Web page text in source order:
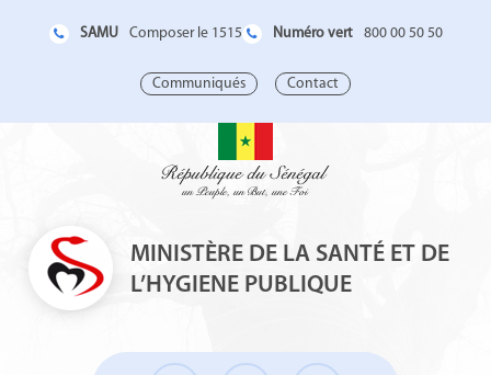
SAMU Composer le 1515 Numéro vert 800 00 50 50
Communiqués Contact
MINISTÈRE DE LA SANTÉ ET DE
L’HYGIENE PUBLIQUE